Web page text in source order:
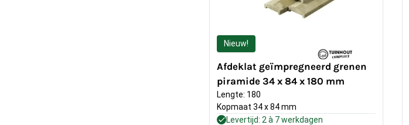
Nieuw!
Afdeklat geïmpregneerd grenen
piramide 34 x 84 x 180 mm
Lengte: 180
Kopmaat 34 x 84 mm
Levertijd: 2 à 7 werkdagen